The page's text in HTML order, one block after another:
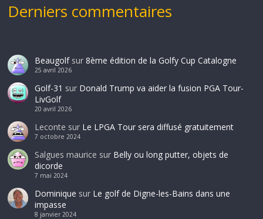
Derniers commentaires
Beaugolfsur 8ème édition de la Golfy Cup Catalogne
25 avril 2026
Golf-31 sur Donald Trump va aider la fusion PGA Tour-
LivGolf
20 avril 2026
Leconte sur Le LPGA Tour sera diffusé gratuitement
7 octobre 2024
Salgues maurice sur Belly ou long putter, objets de
dicorde
7 mai 2024
Dominique sur Le golf de Digne-les-Bains dans une
impasse
8 janvier 2024